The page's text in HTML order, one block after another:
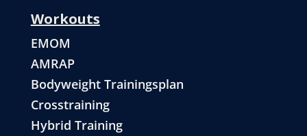
Workouts
EMOM
AMRAP
Bodyweight Trainingsplan
Crosstraining
Hybrid Training